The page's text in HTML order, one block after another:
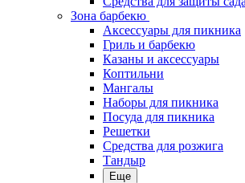
Зона барбекю
Аксессуары для пикника
Гриль и барбекю
Казаны и аксессуары
Коптильни
Мангалы
Наборы для пикника
Посуда для пикника
Решетки
Средства для розжига
Тандыр
Еще